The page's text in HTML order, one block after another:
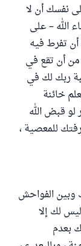
نفسك أن لا
الله – على
تفرط فيه
أن تقع في
ربك لك في
خائنة
قبض الله
للمعصية ،
وبين الفواحش
لك إلا
بعدم